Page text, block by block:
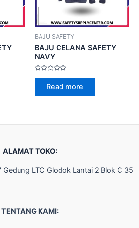
BAJU SAFETY
BAJU CELANA SAFETY
NAVY
Rated
of
Read more
ALAMAT TOKO:
Gedung LTC Glodok Lantai 2 Blok C 35
TENTANG KAMI: